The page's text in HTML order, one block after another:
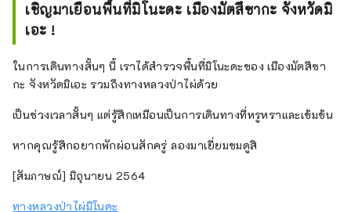
เชิญมาเยือนพื้นที่มิโนะดะ เมืองมัตสึซากะ จังหวัดมิ
เอะ !
ในการเดินทางสั้นๆ นี้ เราได้สำรวจพื้นที่มิโนะดะของ เมืองมัตสึซา
กะ จังหวัดมิเอะ รวมถึงทางหลวงป่าไผ่ด้วย
เป็นช่วงเวลาสั้นๆ แต่รู้สึกเหมือนเป็นการเดินทางที่หรูหราและเข้มข้น
หากคุณรู้สึกอยากพักผ่อนสักครู่ ลองมาเยี่ยมชมดูสิ
[สัมภาษณ์] มิถุนายน 2564
ทางหลวงป่าไผ่มิโนดะ